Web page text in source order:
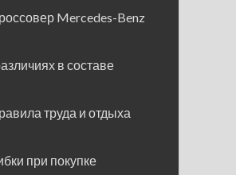
Mercedes-Benz
в составе
труда и отдыха
при покупке